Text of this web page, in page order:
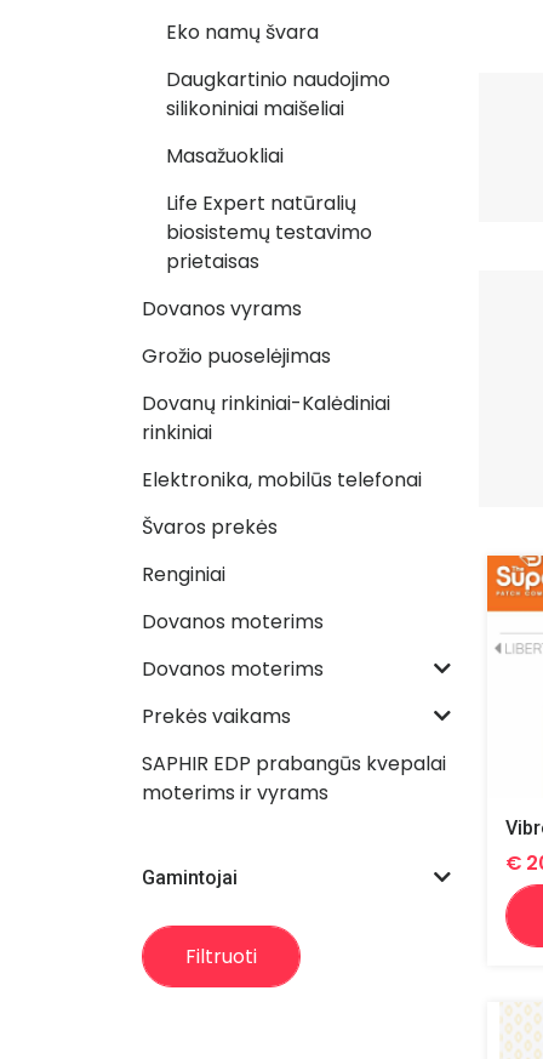
Eko namų švara
Daugkartinio naudojimo
silikoniniai maišeliai
Masažuokliai
Life Expert natūralių
biosistemų testavimo
prietaisas
Dovanos vyrams
Grožio puoselėjimas
Dovanų rinkiniai-Kalėdiniai
rinkiniai
Elektronika, mobilūs telefonai
Švaros prekės
Renginiai
Dovanos moterims
Dovanos moterims
Prekės vaikams
SAPHIR EDP prabangūs kvepalai
moterims ir vyrams
Gamintojai
Filtruoti
€